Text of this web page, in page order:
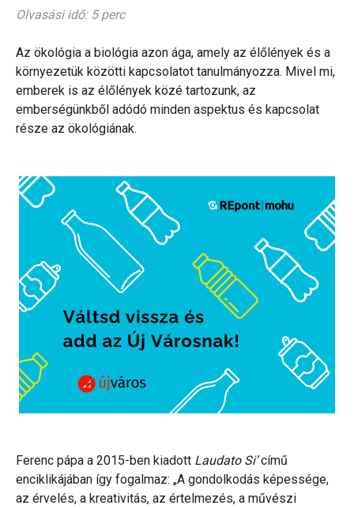
Olvasási idő: 5 perc
Az ökológia a biológia azon ága, amely az élőlények és a
környezetük közötti kapcsolatot tanulmányozza. Mivel mi,
emberek is az élőlények közé tartozunk, az
emberségünkből adódó minden aspektus és kapcsolat
része az ökológiának.
Ferenc pápa a 2015-ben kiadott Laudato Si’című
enciklikájában így fogalmaz: „A gondolkodás képessége,
az érvelés, a kreativitás, az értelmezés, a művészi